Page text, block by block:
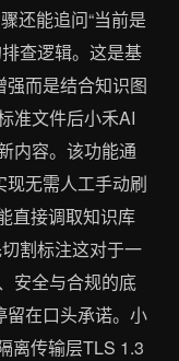
还能追问“当前是
查逻辑。这是基
强而是结合知识图
准文件后小禾AI
内容。该功能通
现无需人工手动刷
直接调取知识库
割标注这对于一
安全与合规的底
留在口头承诺。小
离传输层TLS 1.3